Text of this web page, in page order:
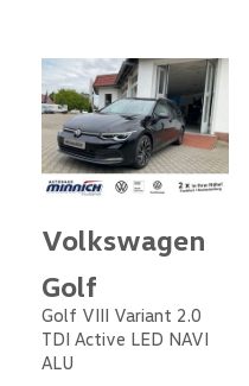
Volkswagen
Golf
Golf VIII Variant 2.0
TDI Active LED NAVI
ALU